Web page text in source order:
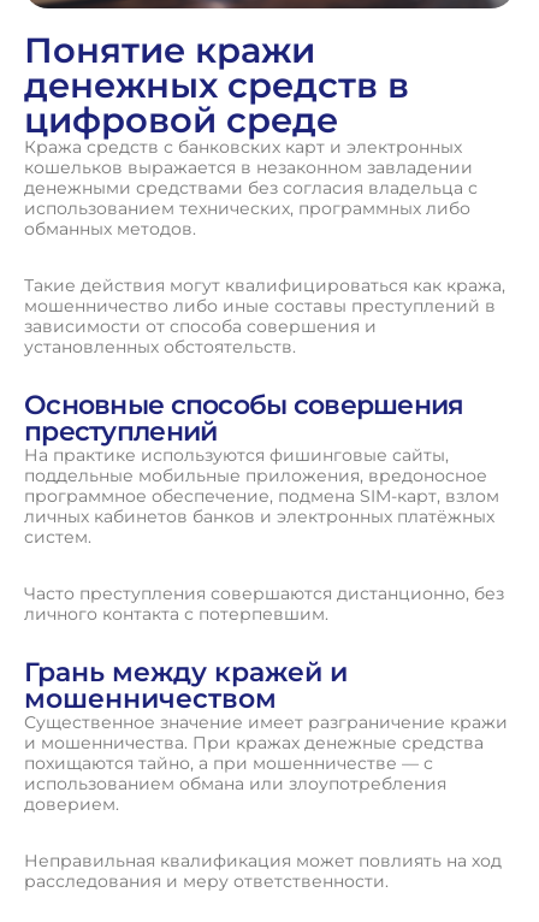
Понятие кражи
денежных средств в
цифровой среде
Кража средств с банковских карт и электронных
кошельков выражается в незаконном завладении
денежными средствами без согласия владельца с
использованием технических, программных либо
обманных методов.
Такие действия могут квалифицироваться как кража,
мошенничество либо иные составы преступлений в
зависимости от способа совершения и
установленных обстоятельств.
Основные способы совершения
преступлений
На практике используются фишинговые сайты,
поддельные мобильные приложения, вредоносное
программное обеспечение, подмена SIM-карт, взлом
личных кабинетов банков и электронных платёжных
систем.
Часто преступления совершаются дистанционно, без
личного контакта с потерпевшим.
Грань между кражей и
мошенничеством
Существенное значение имеет разграничение кражи
и мошенничества. При кражах денежные средства
похищаются тайно, а при мошенничестве — с
использованием обмана или злоупотребления
доверием.
Неправильная квалификация может повлиять на ход
расследования и меру ответственности.